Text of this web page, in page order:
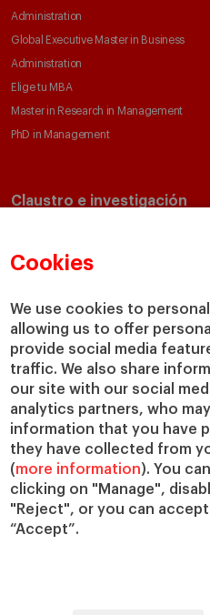
Cookies
We use cookies to
allowing us to offer
provide social media
traffic. We also share
our site with our social
analytics partners, who
information that you have
they have collected from
(more information). You
clicking on "Manage",
"Reject", or you can
“Accept”.
Administration
Global Executive Master in Business
Administration
Elige tu MBA
Master in Research in Management
PhD in Management
Claustro e investigación
Departamentos académicos
Cátedras
IESE Insight
IESE Publishing